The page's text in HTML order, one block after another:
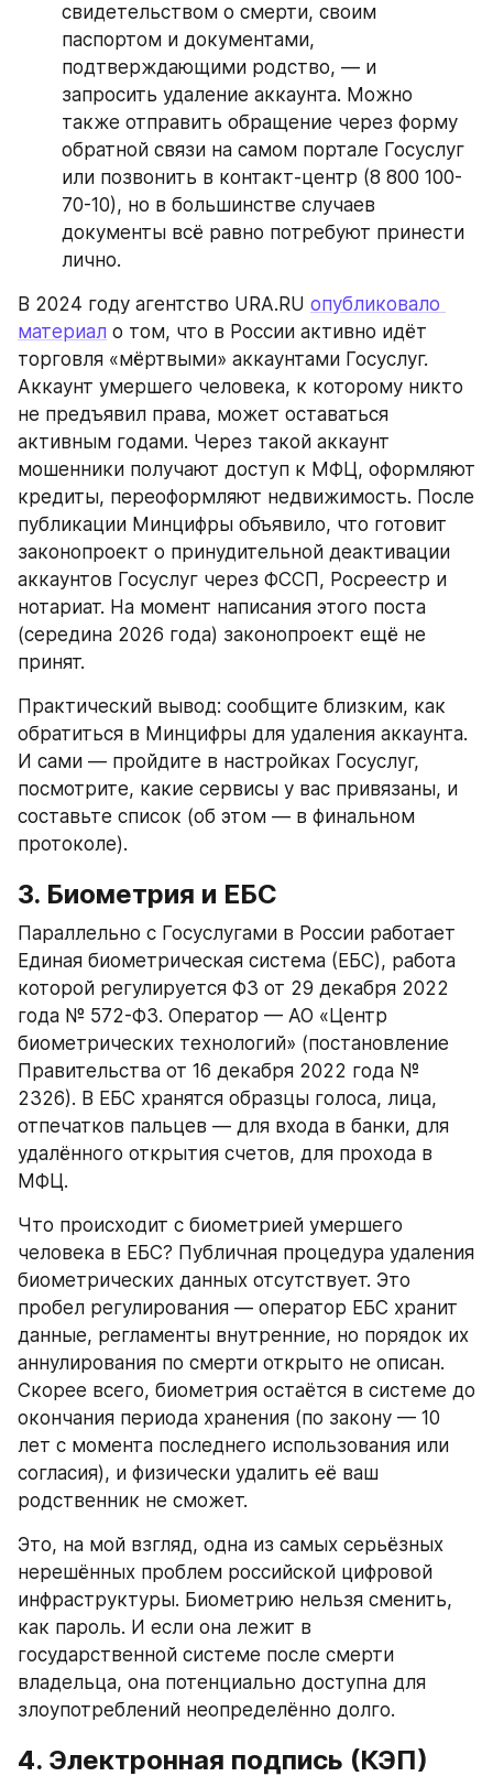
свидетельством о смерти, своим
паспортом и документами,
подтверждающими родство, — и
запросить удаление аккаунта. Можно
также отправить обращение через форму
обратной связи на самом портале Госуслуг
или позвонить в контакт-центр (8 800 100-
70-10), но в большинстве случаев
документы всё равно потребуют принести
лично.
В 2024 году агентство URA.RU опубликовало
материал о том, что в России активно идёт
торговля «мёртвыми» аккаунтами Госуслуг.
Аккаунт умершего человека, к которому никто
не предъявил права, может оставаться
активным годами. Через такой аккаунт
мошенники получают доступ к МФЦ, оформляют
кредиты, переоформляют недвижимость. После
публикации Минцифры объявило, что готовит
законопроект о принудительной деактивации
аккаунтов Госуслуг через ФССП, Росреестр и
нотариат. На момент написания этого поста
(середина 2026 года) законопроект ещё не
принят.
Практический вывод: сообщите близким, как
обратиться в Минцифры для удаления аккаунта.
И сами — пройдите в настройках Госуслуг,
посмотрите, какие сервисы у вас привязаны, и
составьте список (об этом — в финальном
протоколе).
3. Биометрия и ЕБС
Параллельно с Госуслугами в России работает
Единая биометрическая система (ЕБС), работа
которой регулируется ФЗ от 29 декабря 2022
года № 572-ФЗ. Оператор — АО «Центр
биометрических технологий» (постановление
Правительства от 16 декабря 2022 года №
2326). В ЕБС хранятся образцы голоса, лица,
отпечатков пальцев — для входа в банки, для
удалённого открытия счетов, для прохода в
МФЦ.
Что происходит с биометрией умершего
человека в ЕБС? Публичная процедура удаления
биометрических данных отсутствует. Это
пробел регулирования — оператор ЕБС хранит
данные, регламенты внутренние, но порядок их
аннулирования по смерти открыто не описан.
Скорее всего, биометрия остаётся в системе до
окончания периода хранения (по закону — 10
лет с момента последнего использования или
согласия), и физически удалить её ваш
родственник не сможет.
Это, на мой взгляд, одна из самых серьёзных
нерешённых проблем российской цифровой
инфраструктуры. Биометрию нельзя сменить,
как пароль. И если она лежит в
государственной системе после смерти
владельца, она потенциально доступна для
злоупотреблений неопределённо долго.
4. Электронная подпись (КЭП)